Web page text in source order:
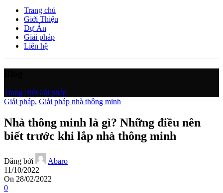
Trang chủ
Giới Thiệu
Dự Án
Giải pháp
Liên hệ
Trang chủGiải pháp
Giải pháp, Giải pháp nhà thông minh
Nhà thông minh là gì? Những điều nên
biết trước khi lắp nhà thông minh
Đăng bởi
Abaro
11/10/2022
On 28/02/2022
0